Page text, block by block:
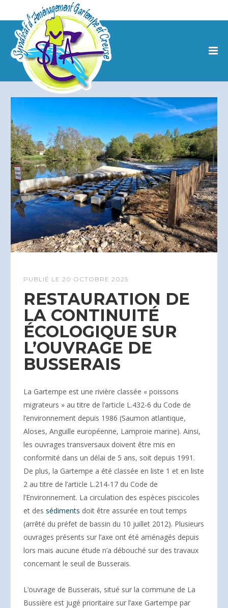
PUBLIÉ LE 20 OCTOBRE 2025
RESTAURATION DE
LA CONTINUITÉ
ÉCOLOGIQUE SUR
L’OUVRAGE DE
BUSSERAIS
La Gartempe est une rivière classée « poissons
migrateurs » au titre de l’article L.432-6 du Code de
l’environnement depuis 1986 (Saumon atlantique,
Aloses, Anguille européenne, Lamproie marine). Ainsi,
les ouvrages transversaux doivent être mis en
conformité dans un délai de 5 ans, soit depuis 1991.
De plus, la Gartempe a été classée en liste 1 et en liste
2 au titre de l’article L.214-17 du Code de
l’Environnement. La circulation des espèces piscicoles
et des sédiments doit être assurée en tout temps
(arrêté du préfet de bassin du 10 juillet 2012). Plusieurs
ouvrages présents sur l’axe ont été aménagés depuis
lors mais aucune étude n’a débouché sur des travaux
concernant le seuil de Busserais.
L’ouvrage de Busserais, situé sur la commune de La
Bussière est jugé prioritaire sur l’axe Gartempe par